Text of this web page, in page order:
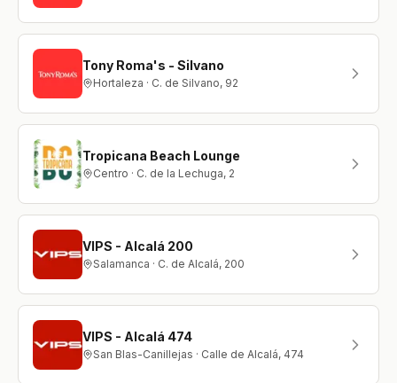
Tony Roma's - Silvano
Hortaleza · C. de Silvano, 92
Tropicana Beach Lounge
Centro · C. de la Lechuga, 2
VIPS - Alcalá 200
Salamanca · C. de Alcalá, 200
VIPS - Alcalá 474
San Blas-Canillejas · Calle de Alcalá, 474